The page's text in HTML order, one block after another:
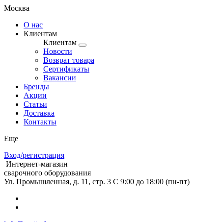
Москва
О нас
Клиентам
Клиентам
Новости
Возврат товара
Сертификаты
Вакансии
Бренды
Акции
Статьи
Доставка
Контакты
Еще
Вход/регистрация
Интернет-магазин
сварочного оборудования
Ул. Промышленная, д. 11, стр. 3 C 9:00 до 18:00 (пн-пт)